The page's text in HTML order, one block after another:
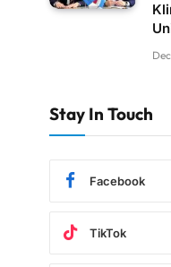
Stay In Touch
Facebook
TikTok